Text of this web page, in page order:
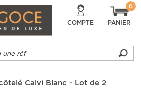
COMPTE PANIER
0
Calvi Blanc - Lot de 2